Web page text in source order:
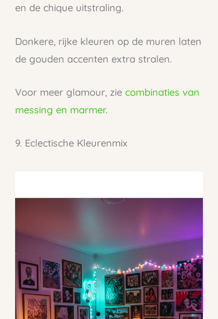
en de chique uitstraling.
Donkere, rijke kleuren op de muren laten
de gouden accenten extra stralen.
Voor meer glamour, zie combinaties van
messing en marmer.
9. Eclectische Kleurenmix